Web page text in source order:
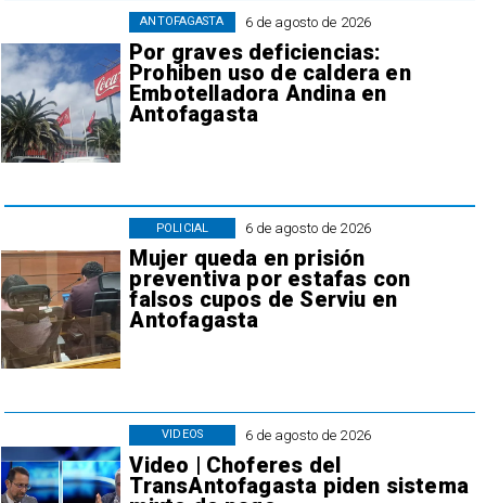
6 de agosto de 2026
Por graves deficiencias:
Prohiben uso de caldera en
Embotelladora Andina en
Antofagasta
ANTOFAGASTA
6 de agosto de 2026
Mujer queda en prisión
preventiva por estafas con
falsos cupos de Serviu en
Antofagasta
POLICIAL
6 de agosto de 2026
Video | Choferes del
TransAntofagasta piden sistema
VIDEOS